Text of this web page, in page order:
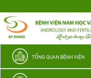
thương
TỔNG QUAN BỆNH VIỆN